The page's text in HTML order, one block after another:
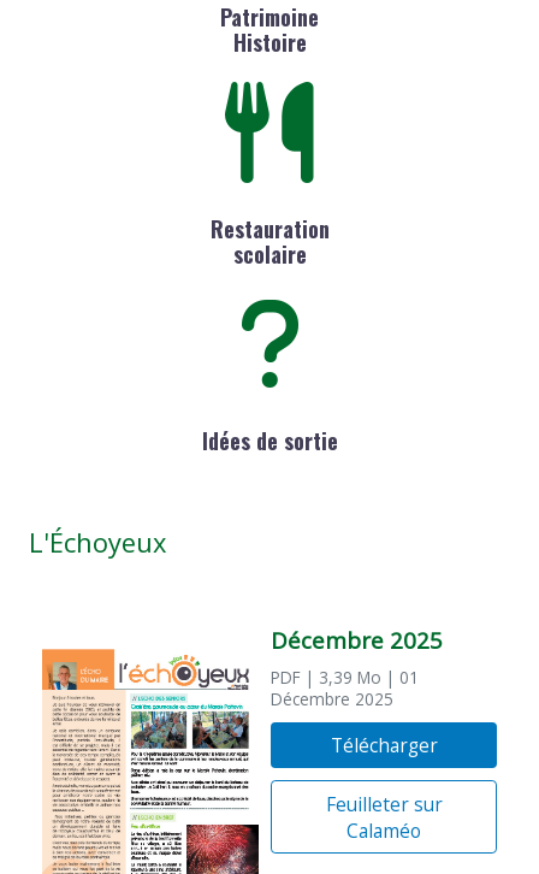
Patrimoine
Histoire
Restauration
scolaire
Idées de sortie
L'Échoyeux
Décembre 2025
PDF | 3,39 Mo | 01
Décembre 2025
Télécharger
Feuilleter sur
Calaméo